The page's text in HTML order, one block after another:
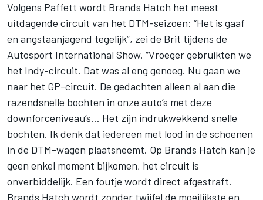
Volgens Paffett wordt Brands Hatch het meest
uitdagende circuit van het DTM-seizoen: “Het is gaaf
en angstaanjagend tegelijk”, zei de Brit tijdens de
Autosport International Show. “Vroeger gebruikten we
het Indy-circuit. Dat was al eng genoeg. Nu gaan we
naar het GP-circuit. De gedachten alleen al aan die
razendsnelle bochten in onze auto’s met deze
downforceniveau’s… Het zijn indrukwekkend snelle
bochten. Ik denk dat iedereen met lood in de schoenen
in de DTM-wagen plaatsneemt. Op Brands Hatch kan je
geen enkel moment bijkomen, het circuit is
onverbiddelijk. Een foutje wordt direct afgestraft.
Brands Hatch wordt zonder twijfel de moeilijkste en